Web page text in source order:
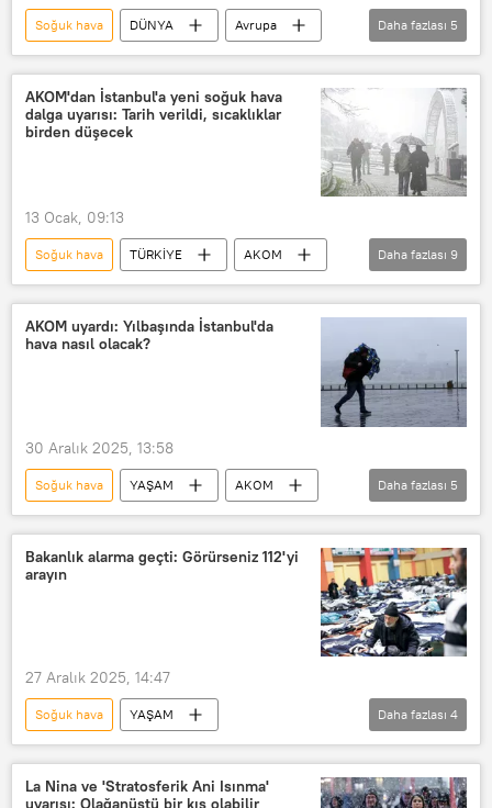
Soğuk hava DÜNYA
Avrupa
Havaalanı
uçuş iptal
Viyana Havalimanı
Viyana
Orta Avrupa
Daha fazlası 5
AKOM'dan İstanbul'a yeni soğuk hava
dalga uyarısı: Tarih verildi, sıcaklıklar
birden düşecek
13 Ocak, 09:13
Soğuk hava TÜRKİYE
AKOM
İstanbul Büyükşehir Belediyesi Afet Koordinasyon Merkezi (AKOM)
Kar yağışı
İstanbul kar yağışı
Soğuk
Balkanlar
Meteoroloji Genel Müdürlüğü
Daha fazlası 9
AKOM uyardı: Yılbaşında İstanbul'da
hava nasıl olacak?
30 Aralık 2025, 13:58
Soğuk hava YAŞAM
AKOM
İstanbul Büyükşehir Belediyesi (İBB)
İstanbul
İstanbul kar yağışı
Kar yağışı
Daha fazlası 5
Bakanlık alarma geçti: Görürseniz 112'yi
arayın
27 Aralık 2025, 14:47
Soğuk hava
YAŞAM
Mahinur Özdemir Göktaş
Evsiz
Evsizlik
Evsizler
Daha fazlası 4
La Nina ve 'Stratosferik Ani Isınma'
uyarısı: Olağanüstü bir kış olabilir